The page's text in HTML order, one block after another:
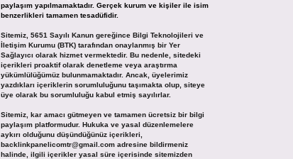
paylaşım yapılmamaktadır. Gerçek kurum ve kişiler ile isim
benzerlikleri tamamen tesadüfidir.
Sitemiz, 5651 Sayılı Kanun gereğince Bilgi Teknolojileri ve
İletişim Kurumu (BTK) tarafından onaylanmış bir Yer
Sağlayıcı olarak hizmet vermektedir. Bu nedenle, sitedeki
içerikleri proaktif olarak denetleme veya araştırma
yükümlülüğümüz bulunmamaktadır. Ancak, üyelerimiz
yazdıkları içeriklerin sorumluluğunu taşımakta olup, siteye
üye olarak bu sorumluluğu kabul etmiş sayılırlar.
Sitemiz, kar amacı gütmeyen ve tamamen ücretsiz bir bilgi
paylaşım platformudur. Hukuka ve yasal düzenlemelere
aykırı olduğunu düşündüğünüz içerikleri,
backlinkpanelicomtr@gmail.comadresine bildirmeniz
halinde, ilgili içerikler yasal süre içerisinde sitemizden